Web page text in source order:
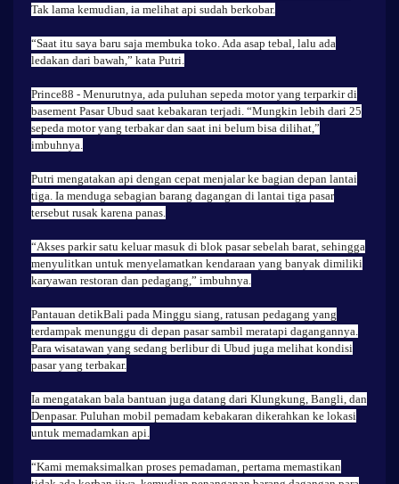
Tak lama kemudian, ia melihat api sudah berkobar.
“Saat itu saya baru saja membuka toko. Ada asap tebal, lalu ada
ledakan dari bawah,” kata Putri.
Prince88 - Menurutnya, ada puluhan sepeda motor yang terparkir di
basement Pasar Ubud saat kebakaran terjadi. “Mungkin lebih dari 25
sepeda motor yang terbakar dan saat ini belum bisa dilihat,”
imbuhnya.
Putri mengatakan api dengan cepat menjalar ke bagian depan lantai
tiga. Ia menduga sebagian barang dagangan di lantai tiga pasar
tersebut rusak karena panas.
“Akses parkir satu keluar masuk di blok pasar sebelah barat, sehingga
menyulitkan untuk menyelamatkan kendaraan yang banyak dimiliki
karyawan restoran dan pedagang,” imbuhnya.
Pantauan detikBali pada Minggu siang, ratusan pedagang yang
terdampak menunggu di depan pasar sambil meratapi dagangannya.
Para wisatawan yang sedang berlibur di Ubud juga melihat kondisi
pasar yang terbakar.
Ia mengatakan bala bantuan juga datang dari Klungkung, Bangli, dan
Denpasar. Puluhan mobil pemadam kebakaran dikerahkan ke lokasi
untuk memadamkan api.
“Kami memaksimalkan proses pemadaman, pertama memastikan